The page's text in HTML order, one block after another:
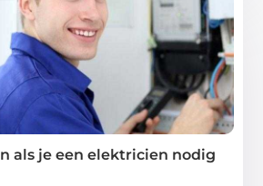
als je een elektricien nodig